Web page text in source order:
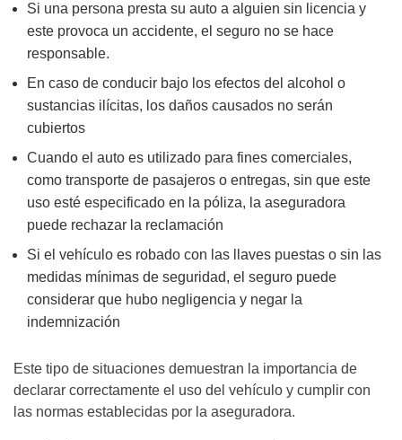
Si una persona presta su auto a alguien sin licencia y
este provoca un accidente, el seguro no se hace
responsable.
En caso de conducir bajo los efectos del alcohol o
sustancias ilícitas, los daños causados no serán
cubiertos
Cuando el auto es utilizado para fines comerciales,
como transporte de pasajeros o entregas, sin que este
uso esté especificado en la póliza, la aseguradora
puede rechazar la reclamación
Si el vehículo es robado con las llaves puestas o sin las
medidas mínimas de seguridad, el seguro puede
considerar que hubo negligencia y negar la
indemnización
Este tipo de situaciones demuestran la importancia de
declarar correctamente el uso del vehículo y cumplir con
las normas establecidas por la aseguradora.